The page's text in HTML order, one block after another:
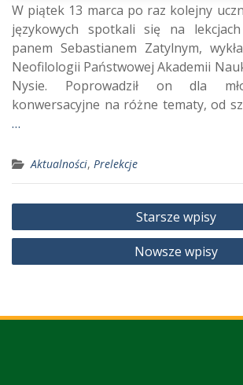
W piątek 13 marca po raz kolejny
językowych spotkali się na
panem Sebastianem Zatylnym,
Neofilologii Państwowej Akademii
Nysie. Poprowadził on dla
konwersacyjne na różne tematy, od
…
Aktualności, Prelekcje
Nawigacja
po
Starsze wpisy
Nowsze wpisy